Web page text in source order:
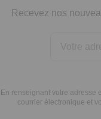
Recevez nos
En renseignant votre adresse
courrier électronique et